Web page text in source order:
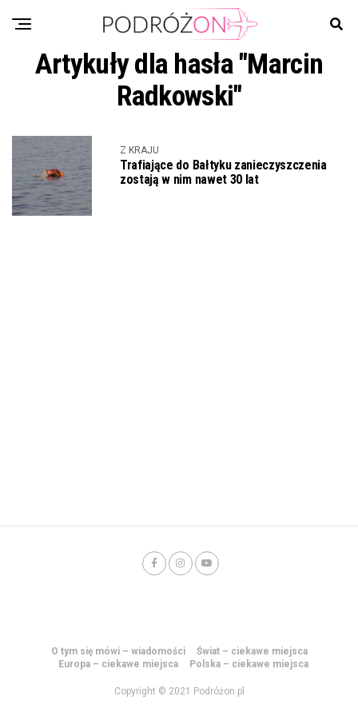
Artykuły dla hasła "Marcin
Radkowski"
Z KRAJU
Trafiające do Bałtyku zanieczyszczenia
zostają w nim nawet 30 lat
O tym się mówi – wiadomości
Świat – ciekawe miejsca
Europa – ciekawe miejsca
Polska – ciekawe miejsca
Copyright © 2021 Podróżon.pl